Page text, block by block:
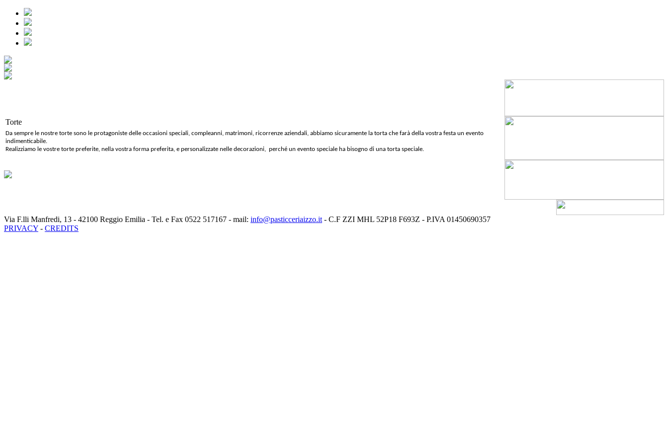
Torte
Da sempre le nostre torte sono le protagoniste delle occasioni speciali, compleanni, matrimoni, ricorrenze aziendali, abbiamo sicuramente la torta che farà della vostra festa un evento
indimenticabile.
Realizziamo le vostre torte preferite, nella vostra forma preferita, e personalizzate nelle decorazioni, perché un evento speciale ha bisogno di una torta speciale.
Via F.lli Manfredi, 13 - 42100 Reggio Emilia - Tel. e Fax 0522 517167 - mail: info@pasticceriaizzo.it - C.F ZZI MHL 52P18 F693Z - P.IVA 01450690357
PRIVACY - CREDITS